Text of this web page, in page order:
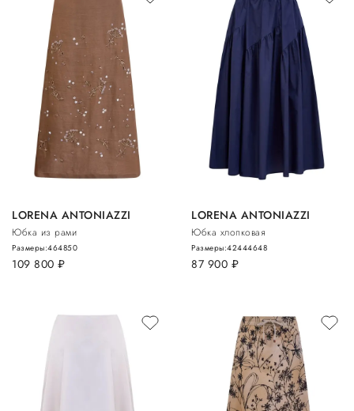
LORENA ANTONIAZZI
Юбка из рами
109 800 руб.
Размеры:464850
LORENA ANTONIAZZI
Юбка хлопковая
87 900 руб.
Размеры:42444648